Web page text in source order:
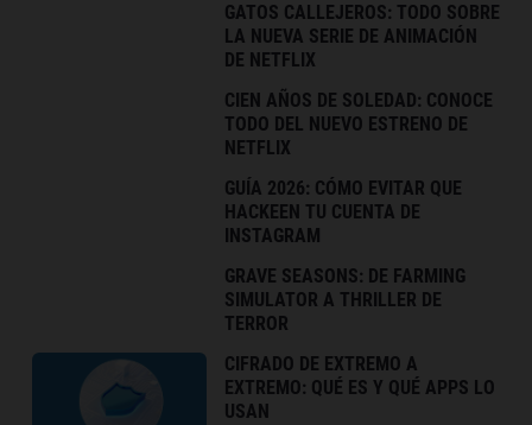
GATOS CALLEJEROS: TODO SOBRE
LA NUEVA SERIE DE ANIMACIÓN
DE NETFLIX
CIEN AÑOS DE SOLEDAD: CONOCE
TODO DEL NUEVO ESTRENO DE
NETFLIX
GUÍA 2026: CÓMO EVITAR QUE
HACKEEN TU CUENTA DE
INSTAGRAM
GRAVE SEASONS: DE FARMING
SIMULATOR A THRILLER DE
TERROR
CIFRADO DE EXTREMO A
EXTREMO: QUÉ ES Y QUÉ APPS LO
USAN